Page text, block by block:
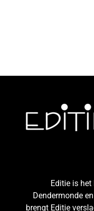
Editie is
Dendermonde
brengt Editie